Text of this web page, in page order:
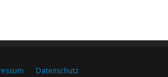
Datenschutz